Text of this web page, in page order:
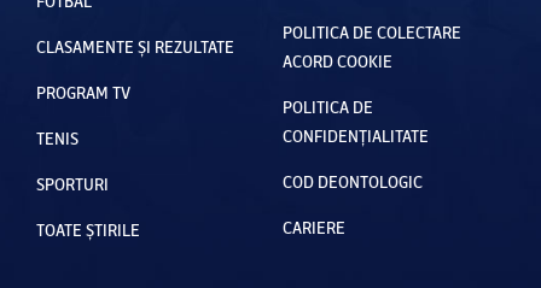
CLASAMENTE ȘI REZULTATE
PROGRAM TV
TENIS
SPORTURI
TOATE ȘTIRILE
POLITICA DE COLECTARE
ACORD COOKIE
POLITICA DE
CONFIDENȚIALITATE
COD DEONTOLOGIC
CARIERE